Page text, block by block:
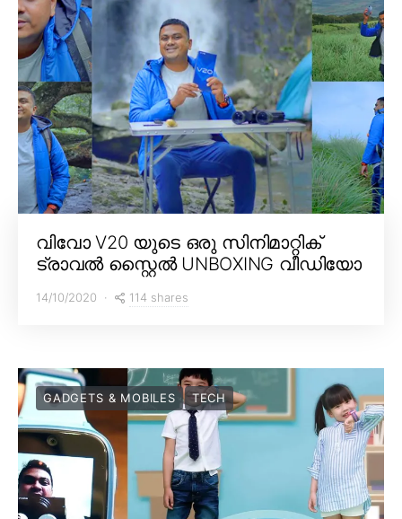
വിവോ V20 യുടെ ഒരു സിനിമാറ്റിക്
ട്രാവൽ സ്റ്റൈൽ UNBOXING വീഡിയോ
14/10/2020 114 shares
GADGETS & MOBILES TECH